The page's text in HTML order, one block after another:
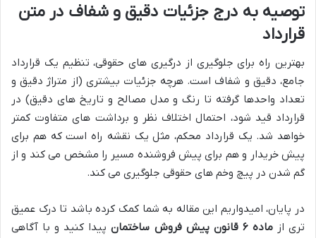
توصیه به درج جزئیات دقیق و شفاف در متن
قرارداد
بهترین راه برای جلوگیری از درگیری های حقوقی، تنظیم یک قرارداد
جامع، دقیق و شفاف است. هرچه جزئیات بیشتری (از متراژ دقیق و
تعداد واحدها گرفته تا رنگ و مدل مصالح و تاریخ های دقیق) در
قرارداد قید شود، احتمال اختلاف نظر و برداشت های متفاوت کمتر
خواهد شد. یک قرارداد محکم، مثل یک نقشه راه است که هم برای
پیش خریدار و هم برای پیش فروشنده مسیر را مشخص می کند و از
گم شدن در پیچ وخم های حقوقی جلوگیری می کند.
در پایان، امیدواریم این مقاله به شما کمک کرده باشد تا درک عمیق
تری ازماده ۶ قانون پیش فروش ساختمان
پیدا کنید و با آگاهی